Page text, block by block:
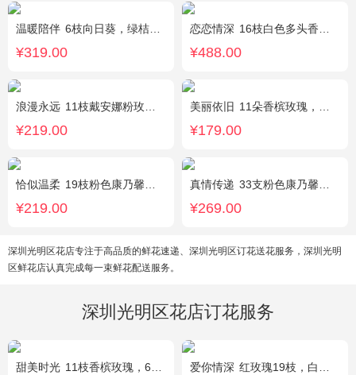
温暖陪伴 6枝向日葵，绿桔梗丰满，栀子叶搭配
¥319.00
恋恋情深 16枝白色多头香水百合，黄莺点缀。
¥488.00
浪漫永远 11枝戴安娜粉玫瑰，1枝浅蓝色绣球，浅紫洋桔梗、栀子叶搭配
¥219.00
美丽依旧 11朵香槟玫瑰，搭配石竹梅间插。
¥179.00
恰似温柔 19枝粉色康乃馨，搭配适量情人草、尤加利叶
¥219.00
真情传递 33支粉色康乃馨，搭配黄莺、满天星。
¥269.00
深圳光明区花店专注于高品质的鲜花速递、深圳光明区订花送花服务，深圳光明
区鲜花店认真完成每一束鲜花配送服务。
深圳光明区花店订花服务
甜美时光 11枝香槟玫瑰，6枝多头白百合，搭配适量尤加利叶装饰 爱你情深 红玫瑰19枝，白色相思梅、栀子叶搭配